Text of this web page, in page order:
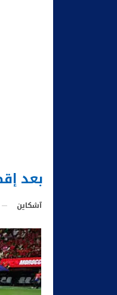
بعد
آشكاين